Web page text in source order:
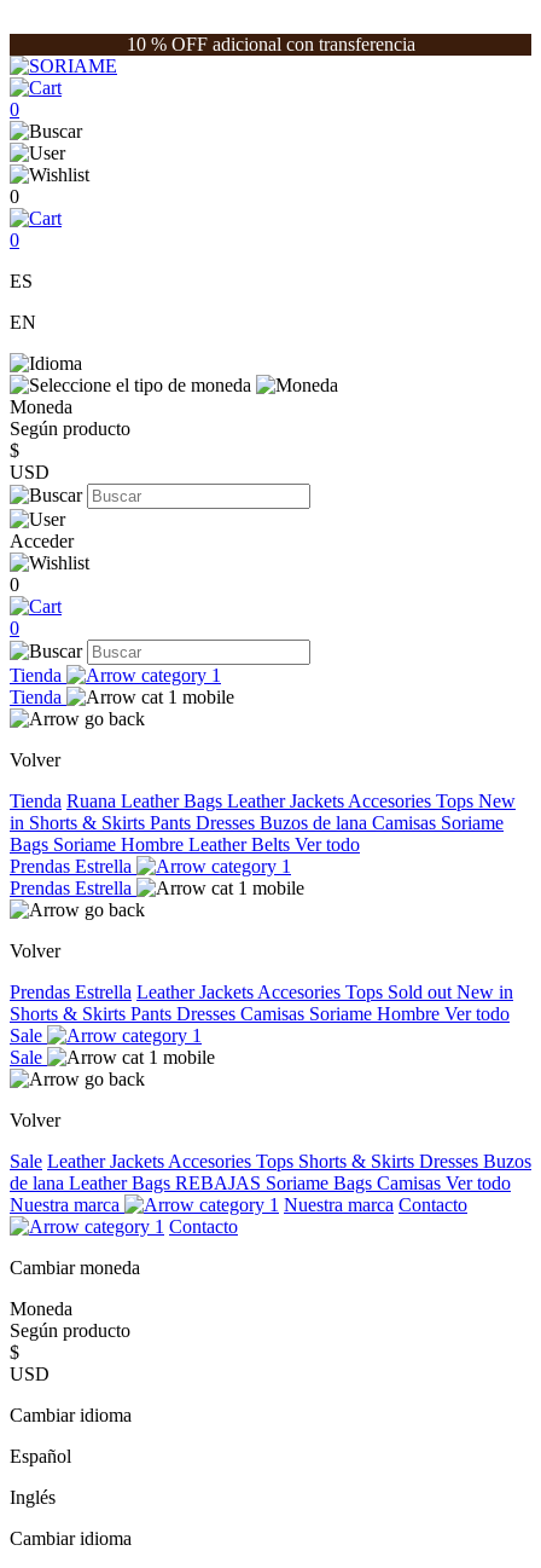
10 % OFF adicional con transferencia
0
0
0
ES
EN
Moneda
Según producto
$
USD
Acceder
0
0
Tienda
Tienda
Volver
Tienda Ruana Leather Bags Leather Jackets Accesories Tops New
in Shorts & Skirts Pants Dresses Buzos de lana Camisas Soriame
Bags Soriame Hombre Leather Belts Ver todo
Prendas Estrella
Prendas Estrella
Volver
Prendas Estrella Leather Jackets Accesories Tops Sold out New in
Shorts & Skirts Pants Dresses Camisas Soriame Hombre Ver todo
Sale
Sale
Volver
Sale Leather Jackets Accesories Tops Shorts & Skirts Dresses Buzos
de lana Leather Bags REBAJAS Soriame Bags Camisas Ver todo
Nuestra marca
Nuestra marca Contacto
Contacto
Cambiar moneda
Moneda
Según producto
$
USD
Cambiar idioma
Español
Inglés
Cambiar idioma